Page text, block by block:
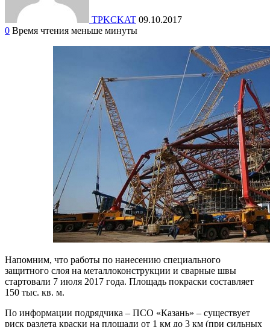
TPKCKAT 09.10.2017
0 Время чтения меньше минуты
Напомним, что работы по нанесению специального
защитного слоя на металлоконструкции и сварные швы
стартовали 7 июля 2017 года. Площадь покраски составляет
150 тыс. кв. м.
По информации подрядчика – ПСО «Казань» – существует
риск разлета краски на площади от 1 км до 3 км (при сильных